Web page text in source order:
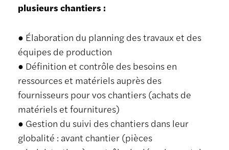
plusieurs chantiers :
● Élaboration du planning des travaux et des
équipes de production
● Définition et contrôle des besoins en
ressources et matériels auprès des
fournisseurs pour vos chantiers (achats de
matériels et fournitures)
● Gestion du suivi des chantiers dans leur
globalité : avant chantier (pièces